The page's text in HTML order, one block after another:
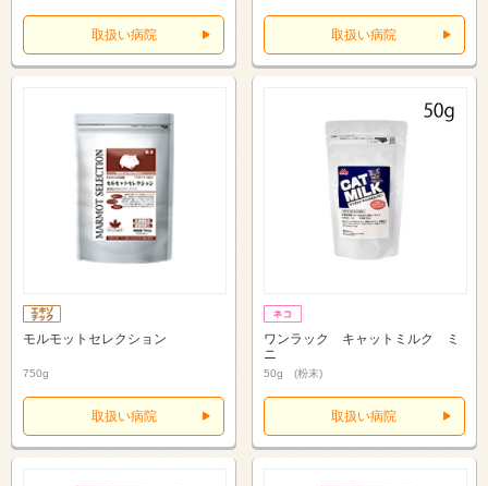
取扱い病院 取扱い病院
モルモットセレクション
750g
取扱い病院
ワンラック キャットミルク ミ
ニ
50g (粉末)
取扱い病院